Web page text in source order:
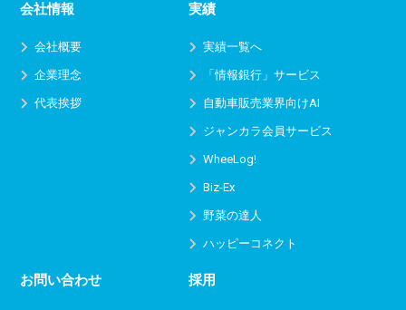
会社情報
会社概要
企業理念
代表挨拶
実績
実績一覧へ
「情報銀行」サービス
自動車販売業界向けAI
ジャンカラ会員サービス
WheeLog!
Biz-Ex
野菜の達人
ハッピーコネクト
お問い合わせ 採用